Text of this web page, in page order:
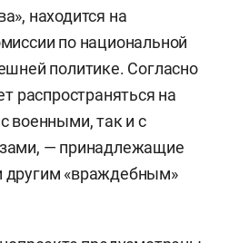
находится на
по национальной
политике. Согласно
распространяться на
военными, так и с
— принадлежащие
«враждебным»